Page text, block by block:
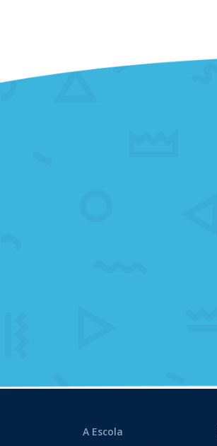
A Escola